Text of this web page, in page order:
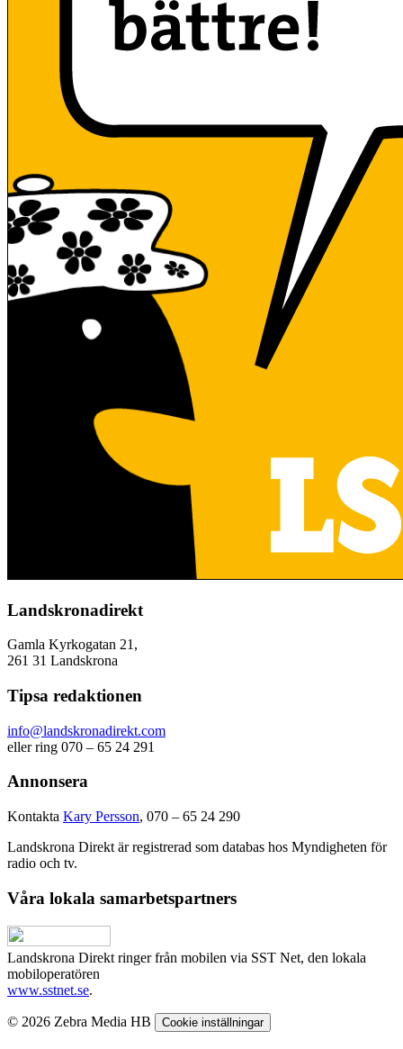
Landskronadirekt
Gamla Kyrkogatan 21,
261 31 Landskrona
Tipsa redaktionen
info@landskronadirekt.com
eller ring 070 – 65 24 291
Annonsera
Kontakta Kary Persson, 070 – 65 24 290
Landskrona Direkt är registrerad som databas hos Myndigheten för
radio och tv.
Våra lokala samarbetspartners
Landskrona Direkt ringer från mobilen via SST Net, den lokala
mobiloperatören
www.sstnet.se.
© 2026 Zebra Media HB Cookie inställningar